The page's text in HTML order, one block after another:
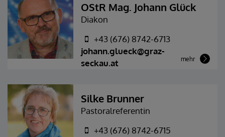
OStR Mag. Johann Glück
Diakon
+43 (676) 8742-6713
johann.glueck@graz-
seckau.at
mehr
Silke Brunner
Pastoralreferentin
+43 (676) 8742-6715